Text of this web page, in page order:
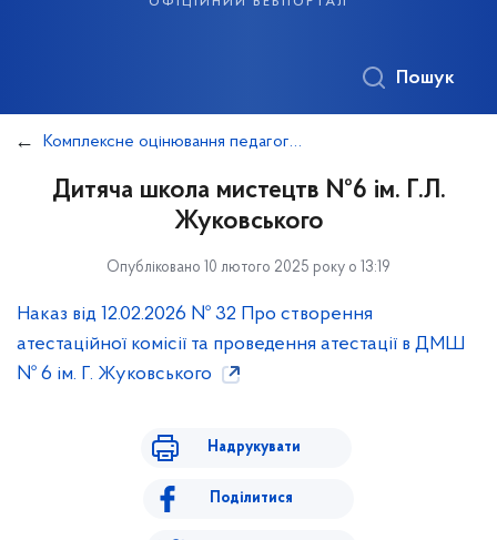
Пошук
Комплексне оцінювання педагогічної діяльності педагогічних працівників закладів культурно-мистецької освіти Дніпровського району
Дитяча школа мистецтв №6 ім. Г.Л.
Жуковського
Опубліковано 10 лютого 2025 року о 13:19
Наказ від 12.02.2026 № 32 Про створення
атестаційної комісії та проведення атестації в ДМШ
№ 6 ім. Г. Жуковського
Надрукувати
Поділитися